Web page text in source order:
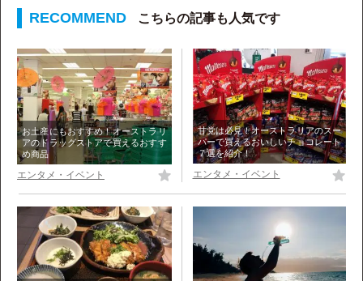
こちらの記事も人気です
お土産にもおすすめ！オーストラリ
アのドラッグストアで買えるおすす
め商品
エンタメ・イベント
甘党は必見！オーストラリアのスー
パーで買えるおいしいチョコレート
７選を紹介！
エンタメ・イベント